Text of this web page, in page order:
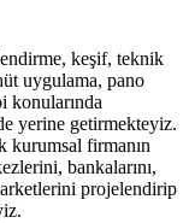
keşif, teknik
uygulama, pano
konularında
yerine getirmekteyiz.
kurumsal firmanın
bankalarını,
projelendirip